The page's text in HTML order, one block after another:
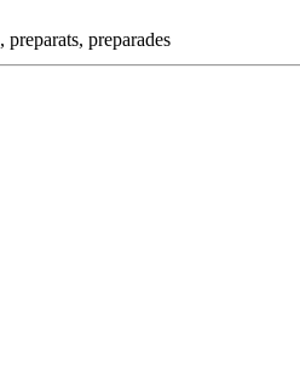
, preparats, preparades